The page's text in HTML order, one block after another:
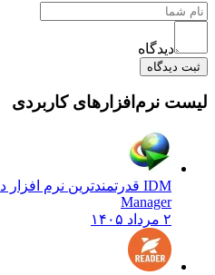
دیدگاه
ثبت دیدگاه
لیست نرم‌افزارهای کاربردی
IDM قدرتمندترین نرم افزار دانلود
Manager
۲ مرداد ۱۴۰۵